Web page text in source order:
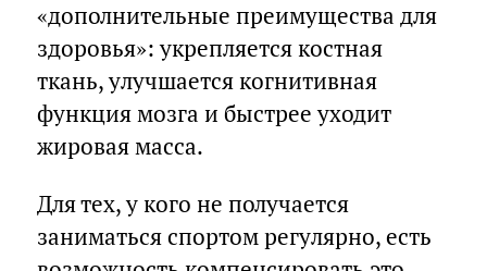
«дополнительные преимущества для
здоровья»: укрепляется костная
ткань, улучшается когнитивная
функция мозга и быстрее уходит
жировая масса.
Для тех, у кого не получается
заниматься спортом регулярно, есть